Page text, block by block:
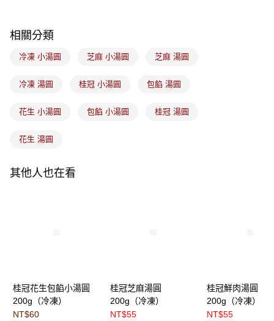
相關分類
冷凍 小湯圓 芝麻 小湯圓 芝麻 湯圓
冷凍 湯圓 桂冠 小湯圓 包餡 湯圓
花生 小湯圓 包餡 小湯圓 桂冠 湯圓
花生 湯圓
其他人也在看
桂冠花生包餡小湯圓
200g（冷凍）
NT$60
桂冠芝麻湯圓
200g（冷凍）
NT$55
桂冠鮮肉湯圓
200g（冷凍）
NT$55